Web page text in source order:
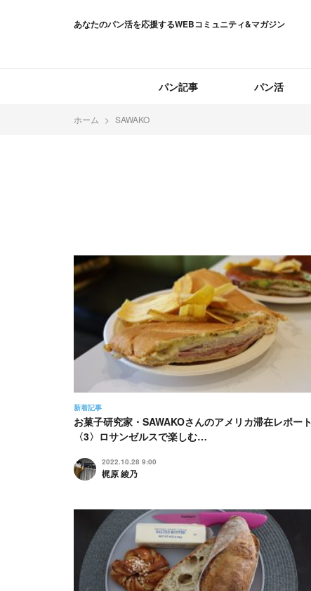
あなたのパン活を応援するWEBコミュニティ&マガジン
パン記事 パン活
ホーム SAWAKO
新着記事
お菓子研究家・SAWAKOさんのアメリカ滞在レポート
〈3〉ロサンゼルスで楽しむ…
2022.10.28 9:00
梶原 綾乃